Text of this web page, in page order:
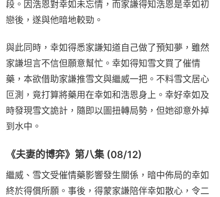
段。因浩恩對幸如未忘情，而家謙得知浩恩是幸如初
戀後，遂與他暗地較勁。
與此同時，幸如得悉家謙知道自己做了預知夢，雖然
家謙坦言不信但願意幫忙。幸如得知雪文買了催情
藥，本欲借助家謙推雪文與繼威一把。不料雪文居心
叵測，竟打算將藥用在幸如和浩恩身上。幸好幸如及
時發現雪文詭計，隨即以圖扭轉局勢，但她卻意外掉
到水中。
《夫妻的博弈》第八集 (08/12)
繼威、雪文受催情藥影響發生關係，暗中佈局的幸如
終於得償所願。事後，得蒙家謙陪伴幸如散心，令二